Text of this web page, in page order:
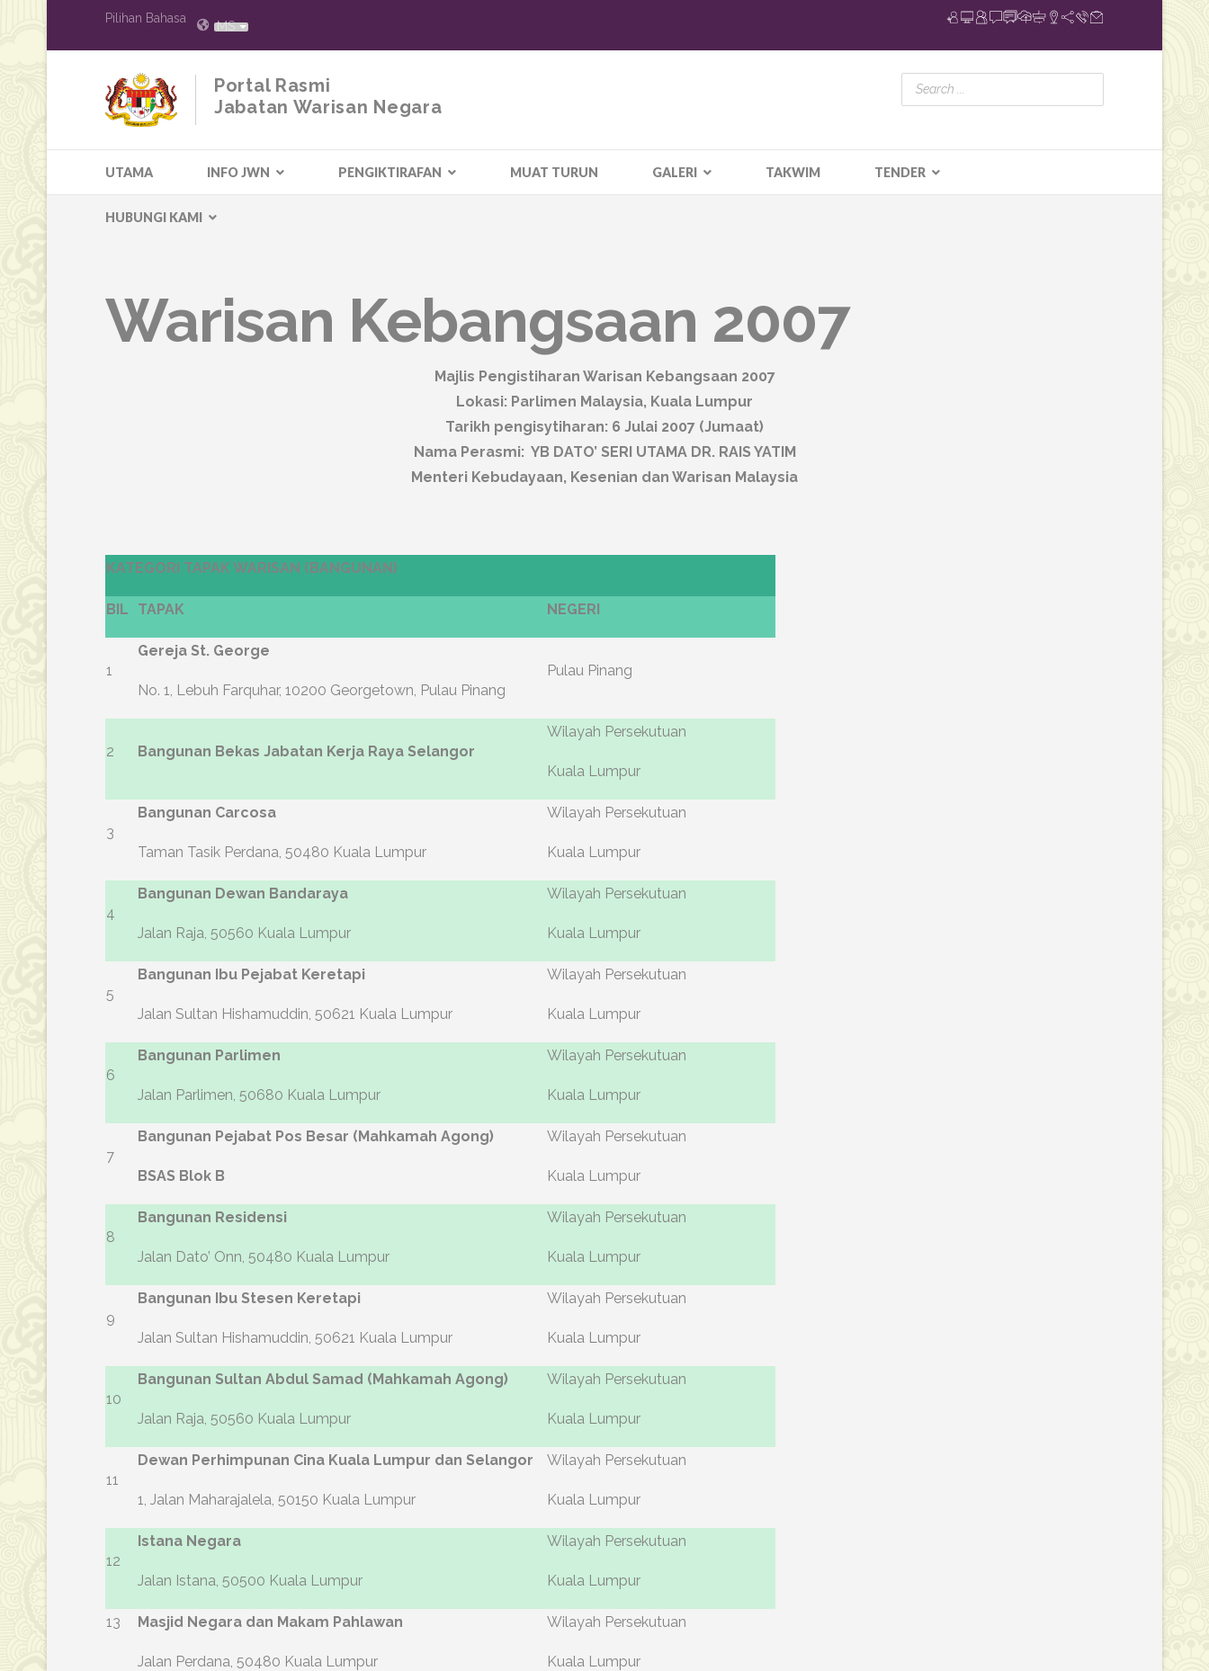
Pilihan Bahasa
MS
Portal Rasmi
Jabatan Warisan Negara
UTAMA INFO JWN PENGIKTIRAFAN MUAT TURUN GALERI TAKWIM TENDER
HUBUNGI KAMI
Warisan Kebangsaan 2007
Majlis Pengistiharan Warisan Kebangsaan 2007
Lokasi: Parlimen Malaysia, Kuala Lumpur
Tarikh pengisytiharan: 6 Julai 2007 (Jumaat)
Nama Perasmi: YB DATO’ SERI UTAMA DR. RAIS YATIM
Menteri Kebudayaan, Kesenian dan Warisan Malaysia
KATEGORI TAPAK WARISAN (BANGUNAN)
BIL TAPAK NEGERI
1
Gereja St. George
No. 1, Lebuh Farquhar, 10200 Georgetown, Pulau Pinang
Pulau Pinang
2 Bangunan Bekas Jabatan Kerja Raya Selangor
Wilayah Persekutuan
Kuala Lumpur
3
Bangunan Carcosa
Taman Tasik Perdana, 50480 Kuala Lumpur
Wilayah Persekutuan
Kuala Lumpur
4
Bangunan Dewan Bandaraya
Jalan Raja, 50560 Kuala Lumpur
Wilayah Persekutuan
Kuala Lumpur
5
Bangunan Ibu Pejabat Keretapi
Jalan Sultan Hishamuddin, 50621 Kuala Lumpur
Wilayah Persekutuan
Kuala Lumpur
6
Bangunan Parlimen
Jalan Parlimen, 50680 Kuala Lumpur
Wilayah Persekutuan
Kuala Lumpur
7
Bangunan Pejabat Pos Besar (Mahkamah Agong)
BSAS Blok B
Wilayah Persekutuan
Kuala Lumpur
8
Bangunan Residensi
Jalan Dato’ Onn, 50480 Kuala Lumpur
Wilayah Persekutuan
Kuala Lumpur
9
Bangunan Ibu Stesen Keretapi
Jalan Sultan Hishamuddin, 50621 Kuala Lumpur
Wilayah Persekutuan
Kuala Lumpur
10
Bangunan Sultan Abdul Samad (Mahkamah Agong)
Jalan Raja, 50560 Kuala Lumpur
Wilayah Persekutuan
Kuala Lumpur
11
Dewan Perhimpunan Cina Kuala Lumpur dan Selangor
1, Jalan Maharajalela, 50150 Kuala Lumpur
Wilayah Persekutuan
Kuala Lumpur
12
Istana Negara
Jalan Istana, 50500 Kuala Lumpur
Wilayah Persekutuan
Kuala Lumpur
13 Masjid Negara dan Makam Pahlawan
Jalan Perdana, 50480 Kuala Lumpur
Wilayah Persekutuan
Kuala Lumpur